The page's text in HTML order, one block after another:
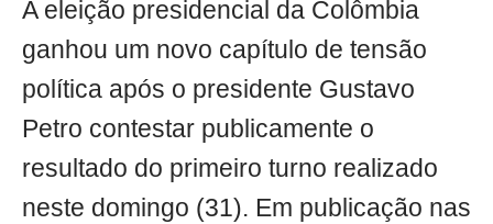
A eleição presidencial da Colômbia
ganhou um novo capítulo de tensão
política após o presidente Gustavo
Petro contestar publicamente o
resultado do primeiro turno realizado
neste domingo (31). Em publicação nas